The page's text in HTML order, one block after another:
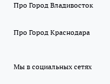
Про Город Владивосток
Про Город Краснодара
Мы в социальных сетях